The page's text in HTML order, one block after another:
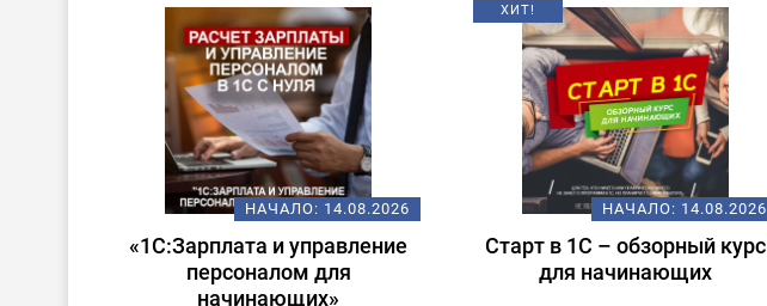
НАЧАЛО: 14.08.2026
«1С:Зарплата и управление
персоналом для
начинающих»
ХИТ!
НАЧАЛО: 14.08.2026
Старт в 1С – обзорный курс
для начинающих